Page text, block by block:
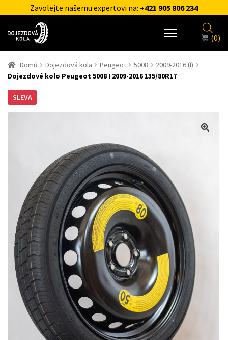
Zavolejte našemu expertovi na: +421 905 806 234
(0)
Domů Dojezdová kola Peugeot 5008
2009-2016 (I)
Dojezdové kolo Peugeot 5008 I 2009-2016 135/80R17
SLEVA